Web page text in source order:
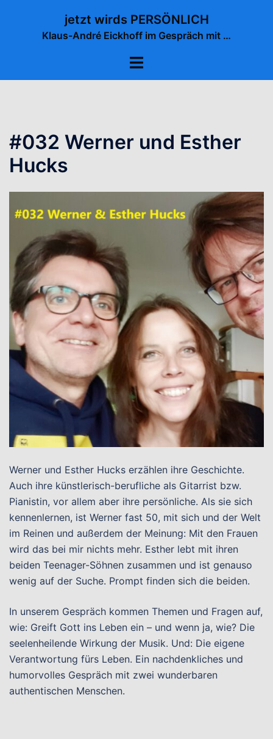
jetzt wirds PERSÖNLICH
Klaus-André Eickhoff im Gespräch mit …
Menü
#032 Werner und Esther
Hucks
Werner und Esther Hucks erzählen ihre Geschichte.
Auch ihre künstlerisch-berufliche als Gitarrist bzw.
Pianistin, vor allem aber ihre persönliche. Als sie sich
kennenlernen, ist Werner fast 50, mit sich und der Welt
im Reinen und außerdem der Meinung: Mit den Frauen
wird das bei mir nichts mehr. Esther lebt mit ihren
beiden Teenager-Söhnen zusammen und ist genauso
wenig auf der Suche. Prompt finden sich die beiden.
In unserem Gespräch kommen Themen und Fragen auf,
wie: Greift Gott ins Leben ein – und wenn ja, wie? Die
seelenheilende Wirkung der Musik. Und: Die eigene
Verantwortung fürs Leben. Ein nachdenkliches und
humorvolles Gespräch mit zwei wunderbaren
authentischen Menschen.